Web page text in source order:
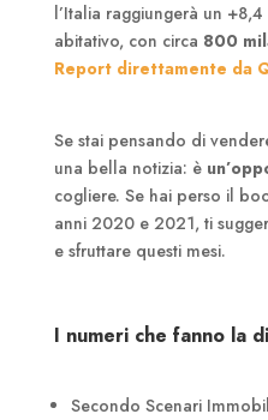
l’Italia raggiungerà un
abitativo, con circa 800
Report direttamente da
Se stai pensando di
una bella notizia: è
cogliere. Se hai perso il
anni 2020 e 2021, ti
e sfruttare questi mesi.
I numeri che fanno la
Secondo Scenari